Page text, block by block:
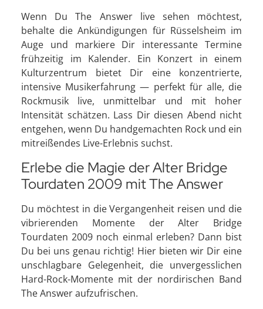
Wenn Du The Answer live sehen möchtest,
behalte die Ankündigungen für Rüsselsheim im
Auge und markiere Dir interessante Termine
frühzeitig im Kalender. Ein Konzert in einem
Kulturzentrum bietet Dir eine konzentrierte,
intensive Musikerfahrung — perfekt für alle, die
Rockmusik live, unmittelbar und mit hoher
Intensität schätzen. Lass Dir diesen Abend nicht
entgehen, wenn Du handgemachten Rock und ein
mitreißendes Live-Erlebnis suchst.
Erlebe die Magie der Alter Bridge
Tourdaten 2009 mit The Answer
Du möchtest in die Vergangenheit reisen und die
vibrierenden Momente der Alter Bridge
Tourdaten 2009 noch einmal erleben? Dann bist
Du bei uns genau richtig! Hier bieten wir Dir eine
unschlagbare Gelegenheit, die unvergesslichen
Hard-Rock-Momente mit der nordirischen Band
The Answer aufzufrischen.